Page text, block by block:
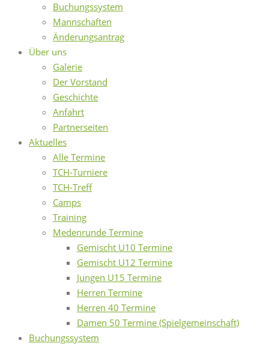
Buchungssystem
Mannschaften
Änderungsantrag
Über uns
Galerie
Der Vorstand
Geschichte
Anfahrt
Partnerseiten
Aktuelles
Alle Termine
TCH-Turniere
TCH-Treff
Camps
Training
Medenrunde Termine
Gemischt U10 Termine
Gemischt U12 Termine
Jungen U15 Termine
Herren Termine
Herren 40 Termine
Damen 50 Termine (Spielgemeinschaft)
Buchungssystem